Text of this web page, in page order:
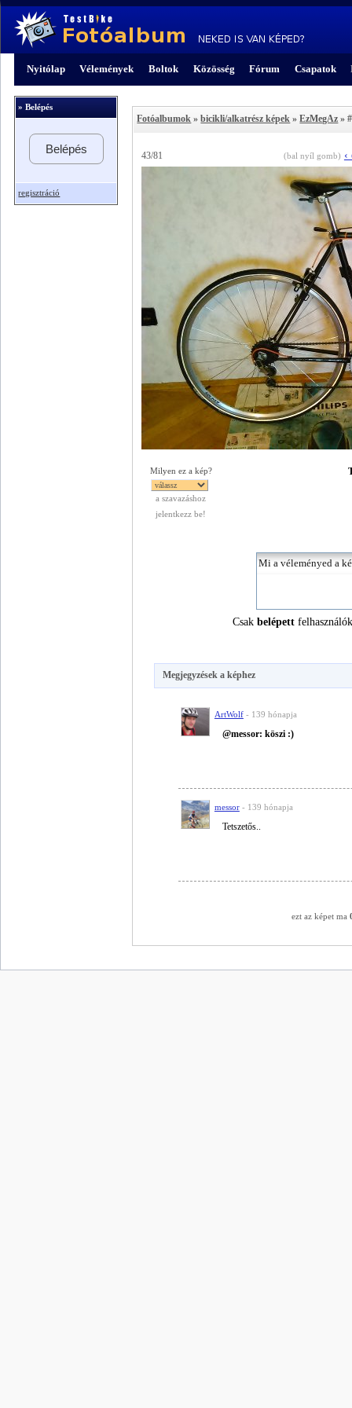
Nyitólap Vélemények Boltok Közösség Fórum Csapatok
» Belépés
Belépés
regisztráció
Fotóalbumok »bicikli/alkatrész képek »EzMegAz »
43/81 (bal nyíl gomb) ‹
Milyen ez a kép?
a szavazáshoz
jelentkezz be!
Csakbelépett
Megjegyzések a képhez
ArtWolf - 139 hónapja
@messor: köszi :)
messor - 139 hónapja
Tetszetős..
ezt az képet ma